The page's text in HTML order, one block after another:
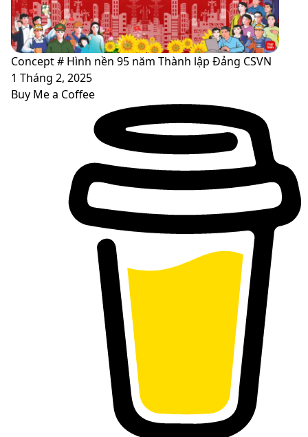
Concept # Hình nền 95 năm Thành lập Đảng CSVN
1 Tháng 2, 2025
Buy Me a Coffee